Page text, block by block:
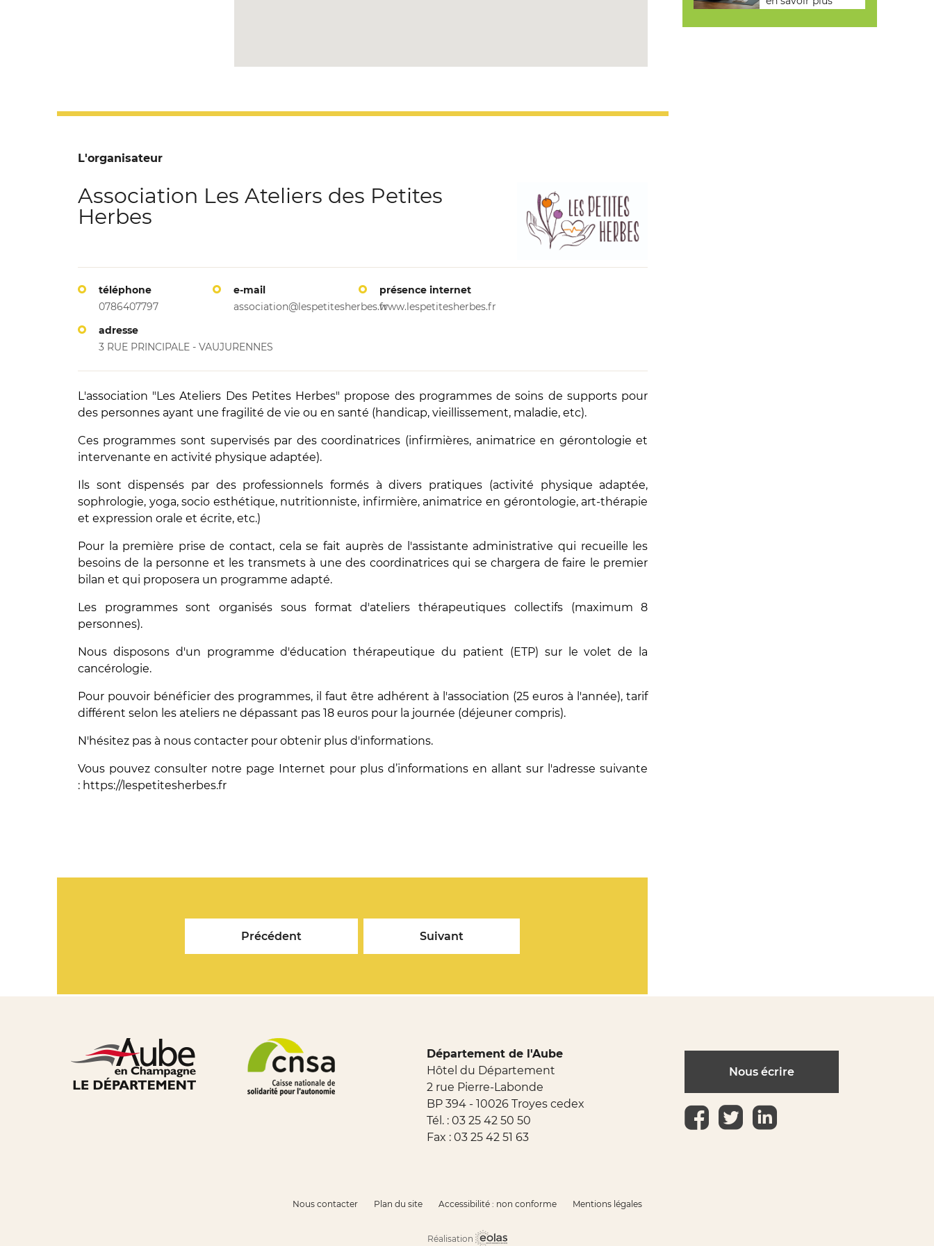
L'organisateur
Association Les Ateliers des Petites
Herbes
téléphone
0786407797
e-mail
association@lespetitesherbes.fr
présence internet
www.lespetitesherbes.fr
adresse
3 RUE PRINCIPALE - VAUJURENNES
L'association "Les Ateliers Des Petites Herbes" propose des programmes de soins de supports pour
des personnes ayant une fragilité de vie ou en santé (handicap, vieillissement, maladie, etc).
Ces programmes sont supervisés par des coordinatrices (infirmières, animatrice en gérontologie et
intervenante en activité physique adaptée).
Ils sont dispensés par des professionnels formés à divers pratiques (activité physique adaptée,
sophrologie, yoga, socio esthétique, nutritionniste, infirmière, animatrice en gérontologie, art-thérapie
et expression orale et écrite, etc.)
Pour la première prise de contact, cela se fait auprès de l'assistante administrative qui recueille les
besoins de la personne et les transmets à une des coordinatrices qui se chargera de faire le premier
bilan et qui proposera un programme adapté.
Les programmes sont organisés sous format d'ateliers thérapeutiques collectifs (maximum 8
personnes).
Nous disposons d'un programme d'éducation thérapeutique du patient (ETP) sur le volet de la
cancérologie.
Pour pouvoir bénéficier des programmes, il faut être adhérent à l'association (25 euros à l'année), tarif
différent selon les ateliers ne dépassant pas 18 euros pour la journée (déjeuner compris).
N'hésitez pas à nous contacter pour obtenir plus d'informations.
Vous pouvez consulter notre page Internet pour plus d’informations en allant sur l'adresse suivante
: https://lespetitesherbes.fr
Précédent Suivant
Département de l'Aube
Hôtel du Département
2 rue Pierre-Labonde
BP 394 - 10026 Troyes cedex
Tél. : 03 25 42 50 50
Fax : 03 25 42 51 63
Nous écrire
Nous contacter Plan du site Accessibilité : non conforme Mentions légales
Réalisation